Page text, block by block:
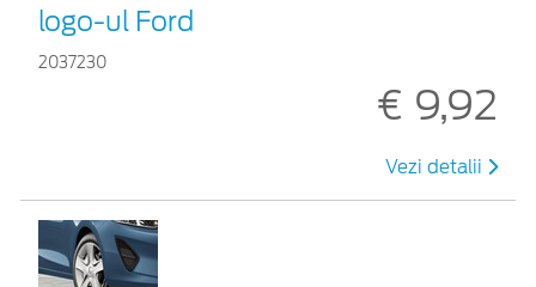
logo-ul Ford
2037230
€ 9,92
Vezi detalii